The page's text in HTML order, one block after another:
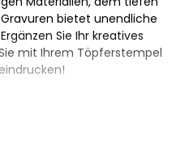
bietet unendliche
Sie Ihr kreatives
mit Ihrem Töpferstempel